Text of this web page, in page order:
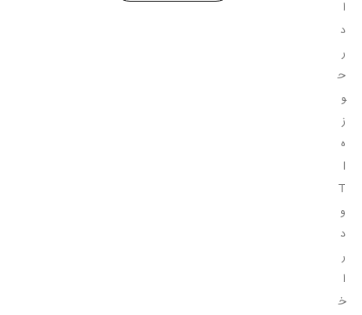
ا
د
ر
ح
و
ز
ه
I
T
و
د
ر
ا
خ